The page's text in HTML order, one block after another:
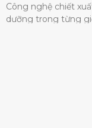
Công nghệ chiết
dưỡng trong từng